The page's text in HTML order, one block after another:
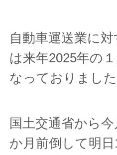
自動車運送業に
は来年2025年の
なっておりました
国土交通省から
か月前倒して明